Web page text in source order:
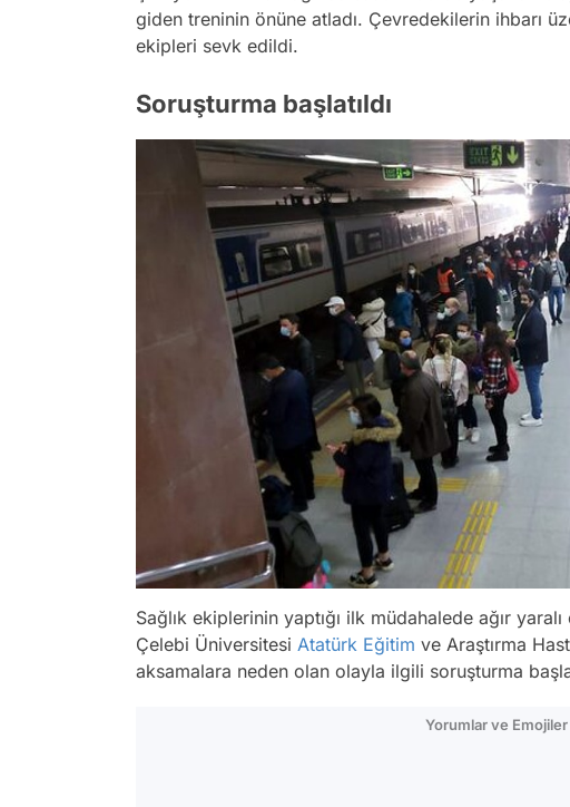
giden treninin önüne atladı. Çevredekilerin ihbarı
ekipleri sevk edildi.
Soruşturma başlatıldı
Sağlık ekiplerinin yaptığı ilk müdahalede ağır
Çelebi Üniversitesi Atatürk Eğitim ve Araştırma
aksamalara neden olan olayla ilgili soruşturma
Yorumlar ve Emojiler